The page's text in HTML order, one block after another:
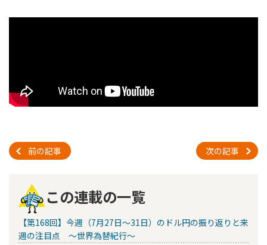
前の記事 次の記事
この連載の一覧
【第168回】今週（7月27日～31日）のドル円の振り返りと来
週の注目点 ～世界為替紀行～